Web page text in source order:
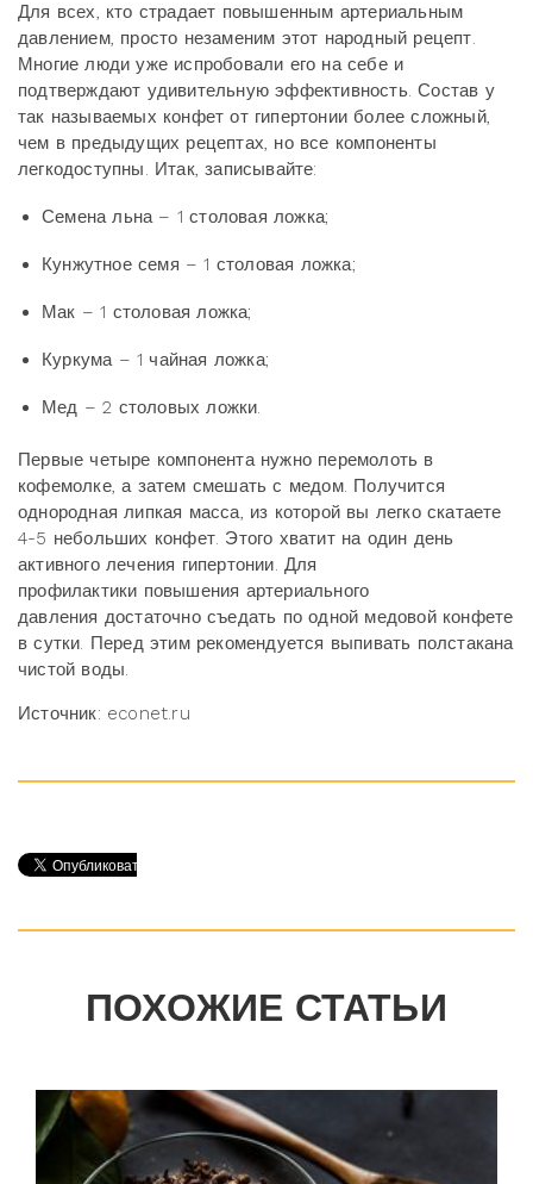
Для всех, кто страдает повышенным артериальным
давлением, просто незаменим этот народный рецепт.
Многие люди уже испробовали его на себе и
подтверждают удивительную эффективность. Состав у
так называемых конфет от гипертонии более сложный,
чем в предыдущих рецептах, но все компоненты
легкодоступны. Итак, записывайте:
Семена льна – 1 столовая ложка;
Кунжутное семя – 1 столовая ложка;
Мак – 1 столовая ложка;
Куркума – 1 чайная ложка;
Мед – 2 столовых ложки.
Первые четыре компонента нужно перемолоть в
кофемолке, а затем смешать с медом. Получится
однородная липкая масса, из которой вы легко скатаете
4-5 небольших конфет. Этого хватит на один день
активного лечения гипертонии. Для
профилактики повышения артериального
давления достаточно съедать по одной медовой конфете
в сутки. Перед этим рекомендуется выпивать полстакана
чистой воды.
Источник: econet.ru
ПОХОЖИЕ СТАТЬИ